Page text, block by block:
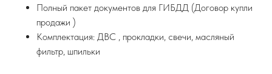
Полный пакет документов для ГИБДД (Договор купли
продажи )
Комплектация: ДВС , прокладки, свечи, масляный
фильтр, шпильки